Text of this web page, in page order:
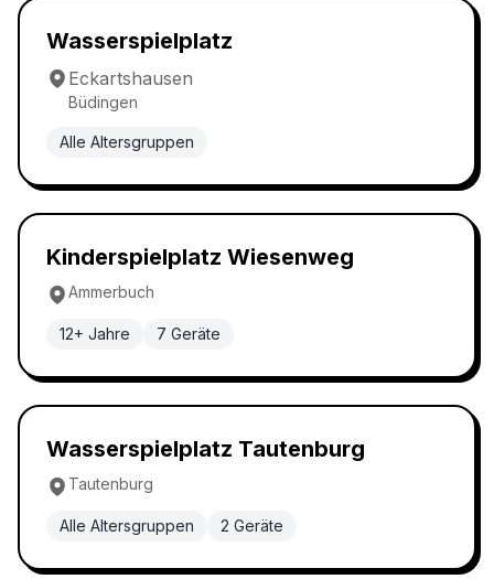
Wasserspielplatz
Wasserspielplatz
Eckartshausen
Büdingen
Alle Altersgruppen
Wasserspielplatz
Kinderspielplatz Wiesenweg
Ammerbuch
12+ Jahre 7 Geräte
Wasserspielplatz
Wasserspielplatz Tautenburg
Tautenburg
Alle Altersgruppen 2 Geräte